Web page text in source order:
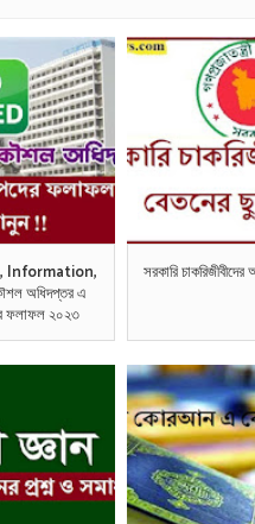
Information,
অধিদপ্তর এ
ফলাফল ২০২৩
সরকারি